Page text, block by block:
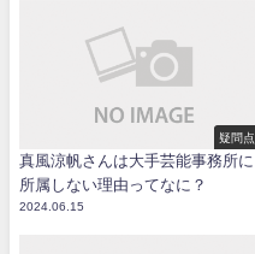
疑問点
真風涼帆さんは大手芸能事務所に
所属しない理由ってなに？
2024.06.15